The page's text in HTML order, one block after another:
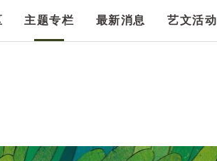
主题专栏 最新消息 艺文活动